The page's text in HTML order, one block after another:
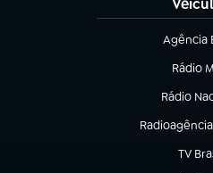
Agência
(abre em
Rádio
(abre
Rádio
(abre em
TV
(abre